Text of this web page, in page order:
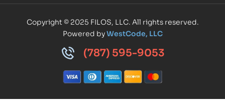
Copyright © 2025 FILOS, LLC. All rights reserved.
Powered byWestCode, LLC
(787) 595-9053